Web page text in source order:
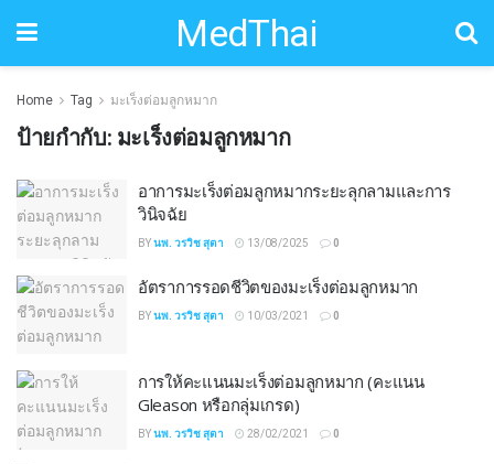
MedThai
Home Tag มะเร็งต่อมลูกหมาก
ป้ายกำกับ: มะเร็งต่อมลูกหมาก
อาการมะเร็งต่อมลูกหมากระยะลุกลามและการ
วินิจฉัย
BYนพ. วรวิช สุตา 13/08/2025 0
อัตราการรอดชีวิตของมะเร็งต่อมลูกหมาก
BYนพ. วรวิช สุตา 10/03/2021 0
การให้คะแนนมะเร็งต่อมลูกหมาก (คะแนน
Gleason หรือกลุ่มเกรด)
BYนพ. วรวิช สุตา 28/02/2021 0